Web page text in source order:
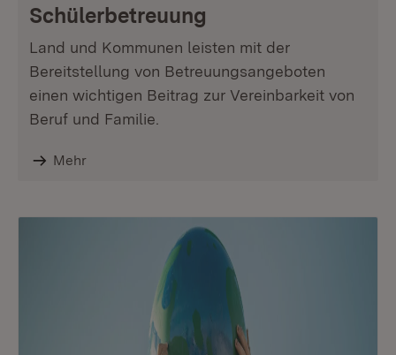
Schülerbetreuung
Land und Kommunen leisten mit der
Bereitstellung von Betreuungsangeboten
einen wichtigen Beitrag zur Vereinbarkeit von
Beruf und Familie.
Mehr